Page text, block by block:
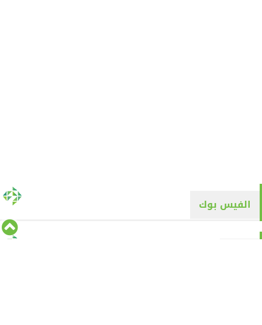
الفيس بوك